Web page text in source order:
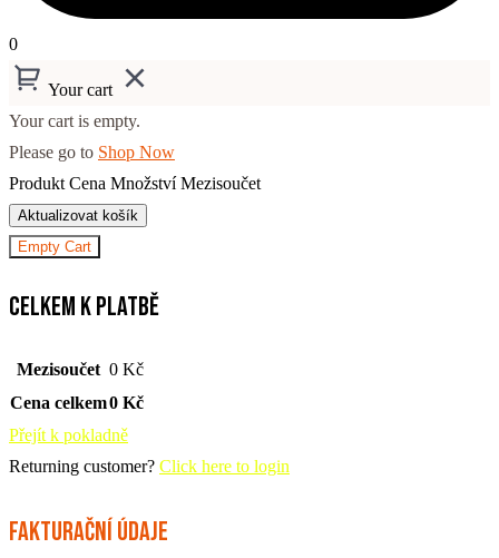
0
Your cart
Your cart is empty.
Please go to Shop Now
Produkt Cena MnožstvíMezisoučet
Aktualizovat košík
Empty Cart
Celkem k platbě
Mezisoučet 0 Kč
Cena celkem0 Kč
Přejít k pokladně
Returning customer? Click here to login
Fakturační údaje